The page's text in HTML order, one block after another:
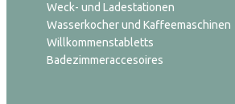
Weck- und Ladestationen
Wasserkocher und Kaffeemaschinen
Willkommenstabletts
Badezimmeraccesoires